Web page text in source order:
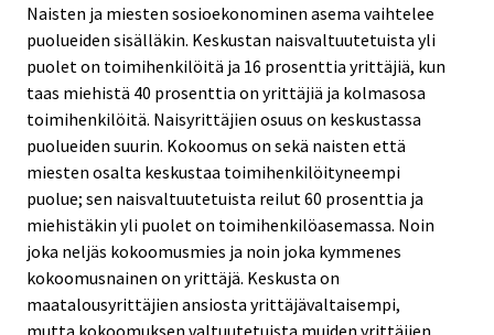
Naisten ja miesten sosioekonominen asema vaihtelee
puolueiden sisälläkin. Keskustan naisvaltuutetuista yli
puolet on toimihenkilöitä ja 16 prosenttia yrittäjiä, kun
taas miehistä 40 prosenttia on yrittäjiä ja kolmasosa
toimihenkilöitä. Naisyrittäjien osuus on keskustassa
puolueiden suurin. Kokoomus on sekä naisten että
miesten osalta keskustaa toimihenkilöityneempi
puolue; sen naisvaltuutetuista reilut 60 prosenttia ja
miehistäkin yli puolet on toimihenkilöasemassa. Noin
joka neljäs kokoomusmies ja noin joka kymmenes
kokoomusnainen on yrittäjä. Keskusta on
maatalousyrittäjien ansiosta yrittäjävaltaisempi,
mutta kokoomuksen valtuutetuista muiden yrittäjien